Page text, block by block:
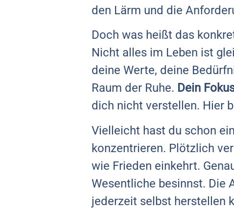
den Lärm und die
Doch was heißt das
Nicht alles im Leben ist
deine Werte, deine
Raum der Ruhe. Dein
dich nicht verstellen. Hier
Vielleicht hast du schon
konzentrieren. Plötzlich
wie Frieden einkehrt.
Wesentliche besinnst. Die
jederzeit selbst herstellen